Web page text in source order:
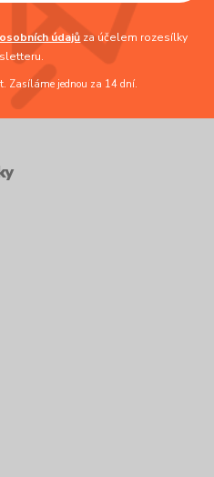
údajů za účelem rozesílky
Zasíláme jednou za 14 dní.